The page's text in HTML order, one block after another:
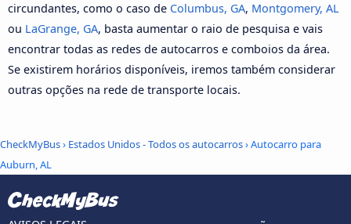
circundantes, como o caso de Columbus, GA, Montgomery, AL
ou LaGrange, GA, basta aumentar o raio de pesquisa e vais
encontrar todas as redes de autocarros e comboios da área.
Se existirem horários disponíveis, iremos também considerar
outras opções na rede de transporte locais.
CheckMyBus› Estados Unidos - Todos os autocarros› Autocarro para
Auburn, AL